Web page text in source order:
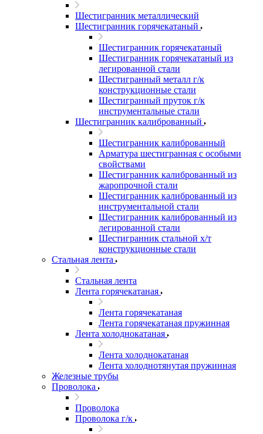
Шестигранник металлический
Шестигранник горячекатаный
Шестигранник горячекатаный
Шестигранник горячекатаный из
легированной стали
Шестигранный металл г/к
конструкционные стали
Шестигранный пруток г/к
инструментальные стали
Шестигранник калиброванный
Шестигранник калиброванный
Арматура шестигранная с особыми
свойствами
Шестигранник калиброванный из
жаропрочной стали
Шестигранник калиброванный из
инструментальной стали
Шестигранник калиброванный из
легированной стали
Шестигранник стальной х/т
конструкционные стали
Стальная лента
Стальная лента
Лента горячекатаная
Лента горячекатаная
Лента горячекатаная пружинная
Лента холоднокатаная
Лента холоднокатаная
Лента холоднотянутая пружинная
Железные трубы
Проволока
Проволока
Проволока г/к